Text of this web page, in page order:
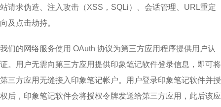
站请求伪造、注入攻击（XSS，SQLi）、会话管理、URL重定
向及点击劫持。
我们的网络服务使用 OAuth 协议为第三方应用程序提供用户认
证。用户无需向第三方应用提供印象笔记软件登录信息，即可将
第三方应用无缝接入印象笔记帐户。用户登录印象笔记软件并授
权后，印象笔记软件会将授权令牌发送给第三方应用，此后该应